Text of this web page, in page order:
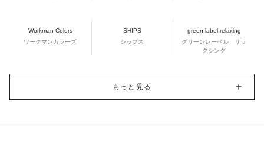
Workman Colors
ワークマンカラーズ
SHIPS
シップス
green label relaxing
グリーンレーベル リラ
クシング
もっと見る